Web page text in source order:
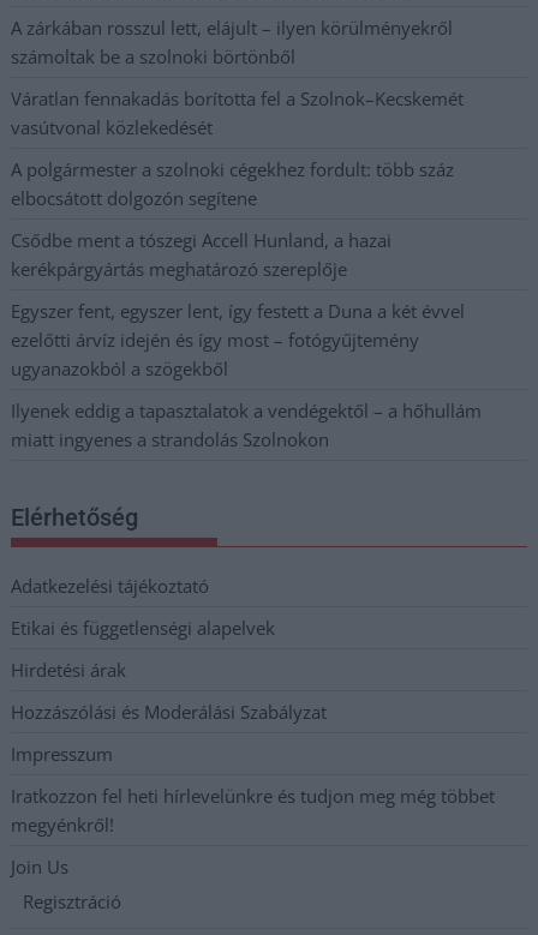
A zárkában rosszul lett, elájult – ilyen körülményekről
számoltak be a szolnoki börtönből
Váratlan fennakadás borította fel a Szolnok–Kecskemét
vasútvonal közlekedését
A polgármester a szolnoki cégekhez fordult: több száz
elbocsátott dolgozón segítene
Csődbe ment a tószegi Accell Hunland, a hazai
kerékpárgyártás meghatározó szereplője
Egyszer fent, egyszer lent, így festett a Duna a két évvel
ezelőtti árvíz idején és így most – fotógyűjtemény
ugyanazokból a szögekből
Ilyenek eddig a tapasztalatok a vendégektől – a hőhullám
miatt ingyenes a strandolás Szolnokon
Elérhetőség
Adatkezelési tájékoztató
Etikai és függetlenségi alapelvek
Hirdetési árak
Hozzászólási és Moderálási Szabályzat
Impresszum
Iratkozzon fel heti hírlevelünkre és tudjon meg még többet
megyénkről!
Join Us
Regisztráció